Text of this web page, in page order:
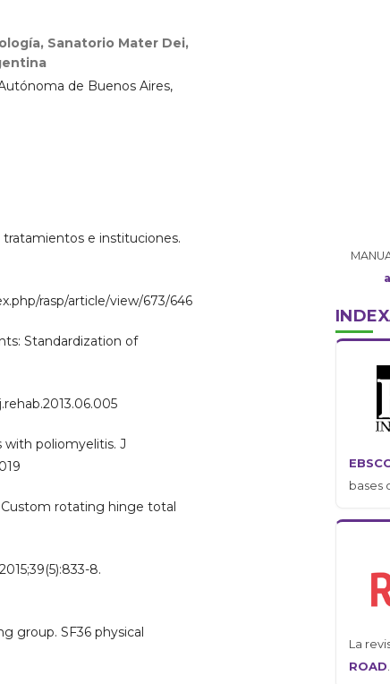
Sanatorio Mater Dei,
de Buenos Aires,
tratamientos e instituciones.
rasp/article/view/673/646
Standardization of
poliomyelitis. J
Custom rotating hinge total
8.
group. SF36 physical
bases
La
ROAD.